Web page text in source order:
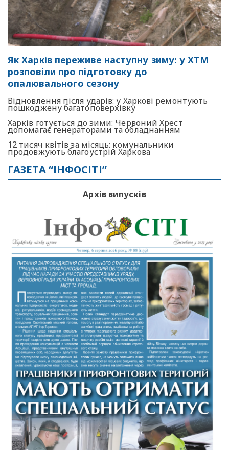
Як Харків переживе наступну зиму: у ХТМ
розповіли про підготовку до
опалювального сезону
Відновлення після ударів: у Харкові ремонтують
пошкоджену багатоповерхівку
Харків готується до зими: Червоний Хрест
допомагає генераторами та обладнанням
12 тисяч квітів за місяць: комунальники
продовжують благоустрій Харкова
ГАЗЕТА “ІНФОСІТІ”
Архів випусків